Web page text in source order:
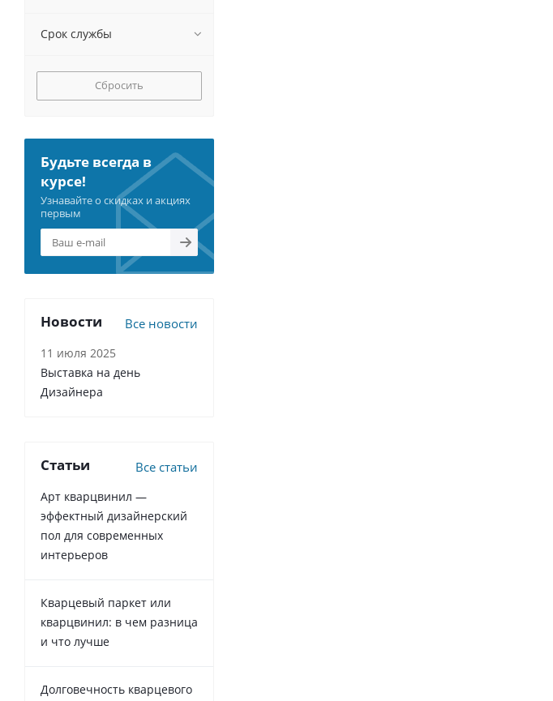
Срок службы
Сбросить
Будьте всегда в
курсе!
Узнавайте о скидках и акциях
первым
Новости Все новости
11 июля 2025
Выставка на день
Дизайнера
Статьи Все статьи
Арт кварцвинил —
эффектный дизайнерский
пол для современных
интерьеров
Кварцевый паркет или
кварцвинил: в чем разница
и что лучше
Долговечность кварцевого